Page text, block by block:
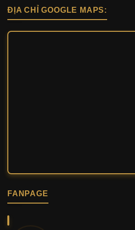
ĐỊA CHỈ GOOGLE MAPS:
FANPAGE